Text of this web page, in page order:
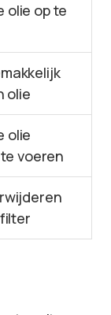
olie op te
olie
olie
voeren